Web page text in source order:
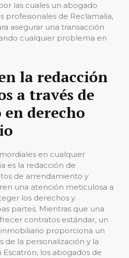
las cuales un abogado
profesionales de Reclamalia,
asegurar una transacción
cualquier problema en
la redacción
a través de
derecho
en cualquier
es la redacción de
de arrendamiento y
una atención meticulosa a
los derechos y
partes. Mientras que una
contratos estándar, un
proporciona un
de la personalización y la
Escatrón, los abogados de